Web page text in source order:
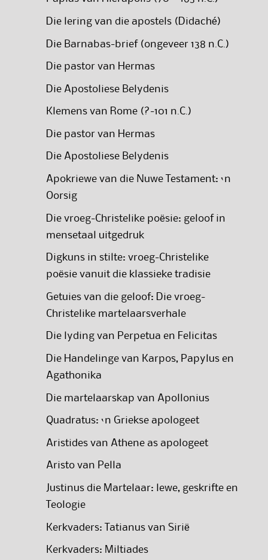
Die lering van die apostels (Didaché)
Die Barnabas-brief (ongeveer 138 n.C.)
Die pastor van Hermas
Die Apostoliese Belydenis
Klemens van Rome (?-101 n.C.)
Die pastor van Hermas
Die Apostoliese Belydenis
Apokriewe van die Nuwe Testament: ‘n
Oorsig
Die vroeg-Christelike poësie: geloof in
mensetaal uitgedruk
Digkuns in stilte: vroeg-Christelike
poësie vanuit die klassieke tradisie
Getuies van die geloof: Die vroeg-
Christelike martelaarsverhale
Die lyding van Perpetua en Felicitas
Die Handelinge van Karpos, Papylus en
Agathonika
Die martelaarskap van Apollonius
Quadratus: ‘n Griekse apologeet
Aristides van Athene as apologeet
Aristo van Pella
Justinus die Martelaar: lewe, geskrifte en
Teologie
Kerkvaders: Tatianus van Sirië
Kerkvaders: Miltiades